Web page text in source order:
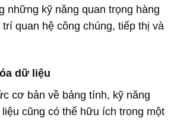
những kỹ năng quan trọng hàng
quan hệ công chúng, tiếp thị và
dữ liệu
cơ bản về bảng tính, kỹ năng
cũng có thể hữu ích trong một